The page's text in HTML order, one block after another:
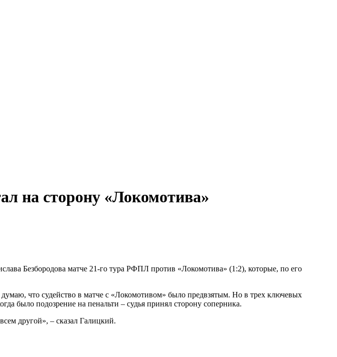
на сторону «Локомотива»
Безбородова матче 21-го тура РФПЛ против «Локомотива» (1:2), которые, по его
что судейство в матче с «Локомотивом» было предвзятым. Но в трех ключевых
было подозрение на пенальти – судья принял сторону соперника.
другой», – сказал Галицкий.